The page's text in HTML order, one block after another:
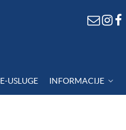
E-USLUGE INFORMACIJE